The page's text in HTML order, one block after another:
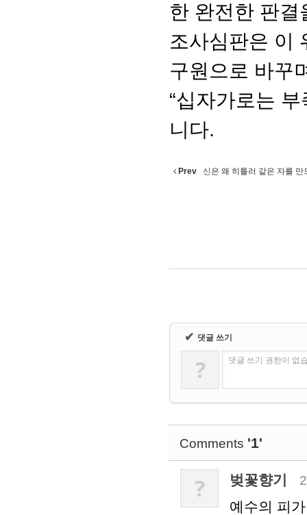
한 완전한 판
조사심판은 이
구원으로 바꾸
“십자가로는
니다.
Prev 신은 왜 히틀러 같은 자를 만
✔ 댓글 쓰기
? 댓글 쓰기 권한이 없
Comments '1'
? 벚꽃향기
예수의 피